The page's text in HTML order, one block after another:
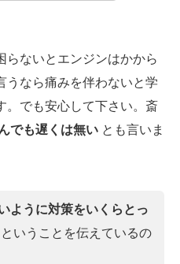
らないとエンジンはかから
うなら痛みを伴わないと学
。でも安心して下さい。斎
でも遅くは無い とも言いま
ように対策をいくらとっ
ということを伝えているの